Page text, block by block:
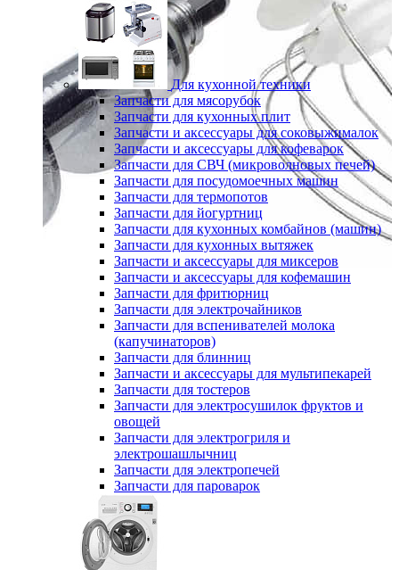
Для кухонной техники
Запчасти для мясорубок
Запчасти для кухонных плит
Запчасти и аксессуары для соковыжималок
Запчасти и аксессуары для кофеварок
Запчасти для СВЧ (микроволновых печей)
Запчасти для посудомоечных машин
Запчасти для термопотов
Запчасти для йогуртниц
Запчасти для кухонных комбайнов (машин)
Запчасти для кухонных вытяжек
Запчасти и аксессуары для миксеров
Запчасти и аксессуары для кофемашин
Запчасти для фритюрниц
Запчасти для электрочайников
Запчасти для вспенивателей молока
(капучинаторов)
Запчасти для блинниц
Запчасти и аксессуары для мультипекарей
Запчасти для тостеров
Запчасти для электросушилок фруктов и
овощей
Запчасти для электрогриля и
электрошашлычниц
Запчасти для электропечей
Запчасти для пароварок